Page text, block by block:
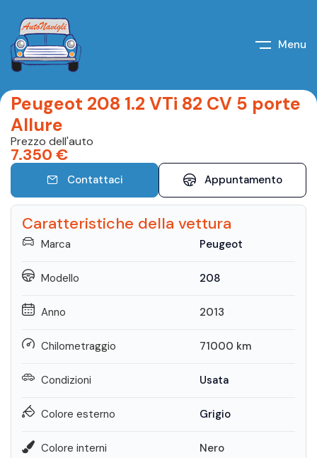
Menu
Peugeot 208 1.2 VTi 82 CV 5 porte
Allure
Prezzo dell'auto
7.350 €
Contattaci Appuntamento
Caratteristiche della vettura
Marca Peugeot
Modello 208
Anno 2013
Chilometraggio 71000 km
Condizioni Usata
Colore esterno Grigio
Colore interni Nero